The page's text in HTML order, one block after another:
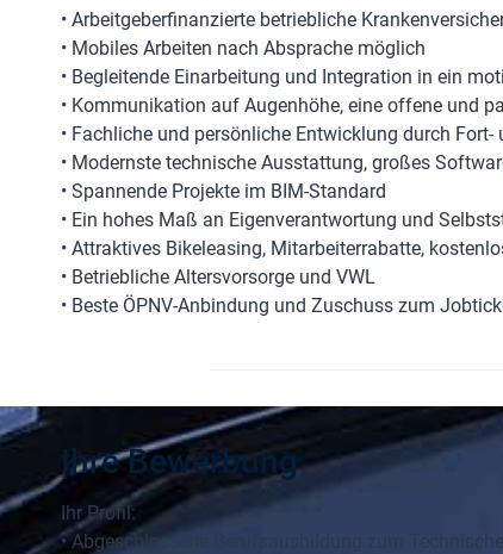
• Arbeitgeberfinanzierte betriebliche
• Mobiles Arbeiten nach Absprache möglich
• Begleitende Einarbeitung und Integration in ein
• Kommunikation auf Augenhöhe, eine offene und
• Fachliche und persönliche Entwicklung durch
• Modernste technische Ausstattung, großes
• Spannende Projekte im BIM-Standard
• Ein hohes Maß an Eigenverantwortung und
• Attraktives Bikeleasing, Mitarbeiterrabatte,
• Betriebliche Altersvorsorge und VWL
• Beste ÖPNV-Anbindung und Zuschuss zum
Ihre Bewerbung
Ihr Profil:
• Abgeschlossene Berufsausbildung zum